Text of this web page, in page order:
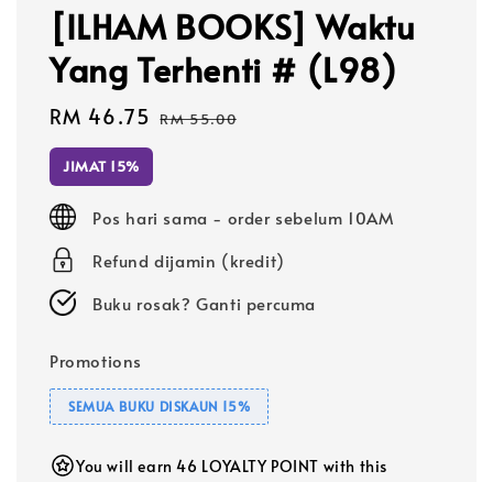
[ILHAM BOOKS] Waktu
Yang Terhenti # (L98)
Sale
price
RM 46.75 Regular
RM 55.00
JIMAT 15%
Pos hari sama - order sebelum 10AM
Refund dijamin (kredit)
Buku rosak? Ganti percuma
Promotions
SEMUA BUKU DISKAUN 15%
You will earn 46 LOYALTY POINT with this